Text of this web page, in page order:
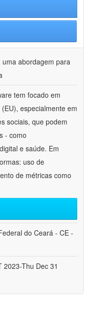
abordagem para
tem focado em
especialmente em
sociais, que podem
- como
e saúde. Em
uso de
de métricas como
do Ceará - CE -
2023-Thu Dec 31